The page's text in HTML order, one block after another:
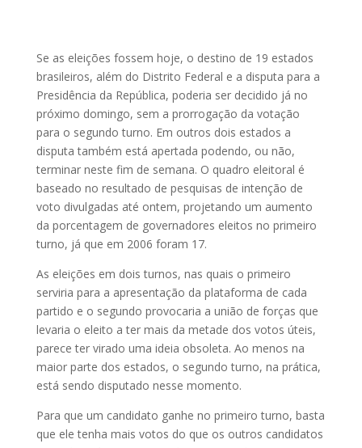
Se as eleições fossem hoje, o destino de 19 estados
brasileiros, além do Distrito Federal e a disputa para a
Presidência da República, poderia ser decidido já no
próximo domingo, sem a prorrogação da votação
para o segundo turno. Em outros dois estados a
disputa também está apertada podendo, ou não,
terminar neste fim de semana. O quadro eleitoral é
baseado no resultado de pesquisas de intenção de
voto divulgadas até ontem, projetando um aumento
da porcentagem de governadores eleitos no primeiro
turno, já que em 2006 foram 17.
As eleições em dois turnos, nas quais o primeiro
serviria para a apresentação da plataforma de cada
partido e o segundo provocaria a união de forças que
levaria o eleito a ter mais da metade dos votos úteis,
parece ter virado uma ideia obsoleta. Ao menos na
maior parte dos estados, o segundo turno, na prática,
está sendo disputado nesse momento.
Para que um candidato ganhe no primeiro turno, basta
que ele tenha mais votos do que os outros candidatos